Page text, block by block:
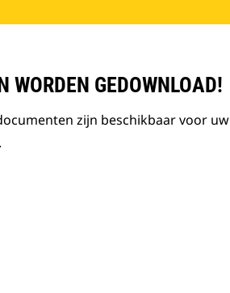
WORDEN GEDOWNLOAD!
zijn beschikbaar voor uw